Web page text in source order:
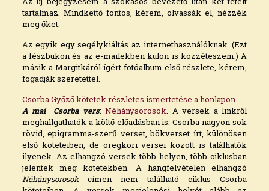
tartalmaz. Mindkettő fontos, kérem, olvassák el, nézzék
meg őket.
Az egyik egy segélykiáltás az internethasználóknak. (Ezt
a fészbukon és az e-mailekben külön is közzéteszem.) A
másik a Margitkáról ígért fotóalbum első részlete, kérem,
fogadják szeretettel.
Csorba Győző kötetek részletes ismertetése a honlapon
A mai Csorba vers:Néhánysorosok . A versek a linkről
meghallgathatók a költő előadásban is. Csorba nagyon sok
rövid, epigramma-szerű verset, bökverset írt, különösen
első köteteiben, de öregkori versei között is találhatók
ilyenek. Az elhangzó versek több helyen, több ciklusban
jelentek meg kötetekben. A hangfelvételen elhangzó
Néhánysorosokcímen nem található ciklus Csorba